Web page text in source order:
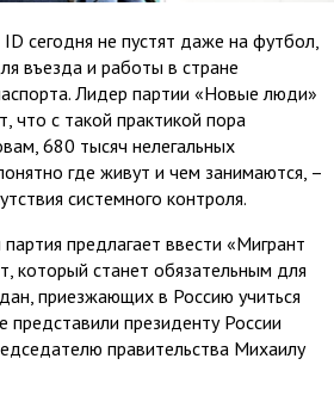
сегодня не пустят даже на футбол,
въезда и работы в стране
Лидер партии «Новые люди»
что с такой практикой пора
680 тысяч нелегальных
где живут и чем занимаются, –
системного контроля.
предлагает ввести «Мигрант
который станет обязательным для
приезжающих в Россию учиться
президенту России
правительства Михаилу